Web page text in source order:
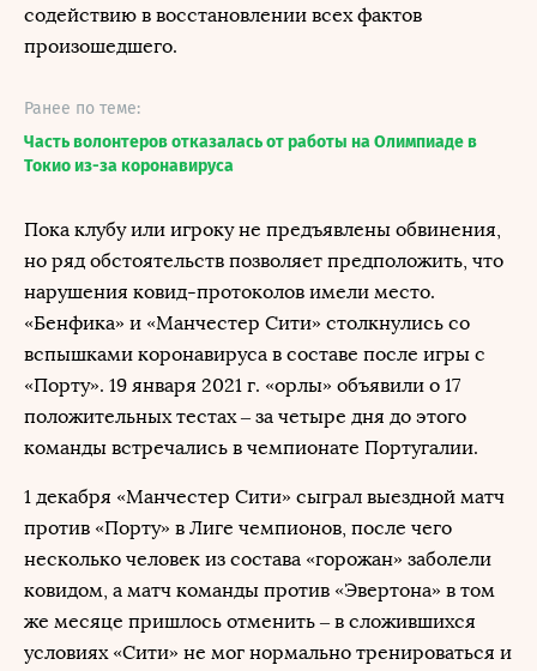
содействию в восстановлении всех фактов
произошедшего.
Ранее по теме:
Часть волонтеров отказалась от работы на Олимпиаде в
Токио из-за коронавируса
Пока клубу или игроку не предъявлены обвинения,
но ряд обстоятельств позволяет предположить, что
нарушения ковид-протоколов имели место.
«Бенфика» и «Манчестер Сити» столкнулись со
вспышками коронавируса в составе после игры с
«Порту». 19 января 2021 г. «орлы» объявили о 17
положительных тестах – за четыре дня до этого
команды встречались в чемпионате Португалии.
1 декабря «Манчестер Сити» сыграл выездной матч
против «Порту» в Лиге чемпионов, после чего
несколько человек из состава «горожан» заболели
ковидом, а матч команды против «Эвертона» в том
же месяце пришлось отменить – в сложившихся
условиях «Сити» не мог нормально тренироваться и